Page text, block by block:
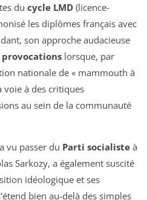
du cycle LMD (licence-
les diplômes français avec
son approche audacieuse
provocations lorsque, par
nationale de « mammouth à
voie à des critiques
au sein de la communauté
vu passer du Parti socialiste à
Sarkozy, a également suscité
idéologique et ses
bien au-delà des simples